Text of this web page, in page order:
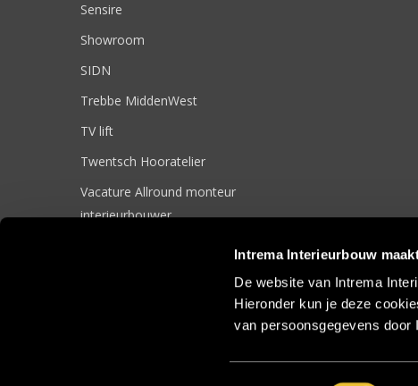
Intrema Interieurbouw
De website van Intrema
Hieronder kun je deze
van persoonsgegevens door
Sensire
Showroom
SIDN
Trebbe MiddenWest
TV lift
Twentsch Hooratelier
Vacature Allround monteur
interieurbouwer